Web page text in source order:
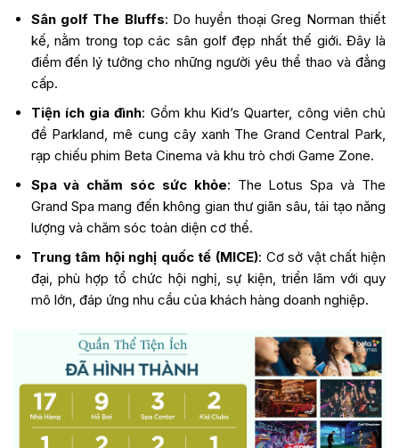
Sân golf The Bluffs: Do huyền thoại Greg Norman thiết
kế, nằm trong top các sân golf đẹp nhất thế giới. Đây là
điểm đến lý tưởng cho những người yêu thể thao và đẳng
cấp.
Tiện ích gia đình: Gồm khu Kid’s Quarter, công viên chủ
đề Parkland, mê cung cây xanh The Grand Central Park,
rạp chiếu phim Beta Cinema và khu trò chơi Game Zone.
Spa và chăm sóc sức khỏe: The Lotus Spa và The
Grand Spa mang đến không gian thư giãn sâu, tái tạo năng
lượng và chăm sóc toàn diện cơ thể.
Trung tâm hội nghị quốc tế (MICE): Cơ sở vật chất hiện
đại, phù hợp tổ chức hội nghị, sự kiện, triển lãm với quy
mô lớn, đáp ứng nhu cầu của khách hàng doanh nghiệp.